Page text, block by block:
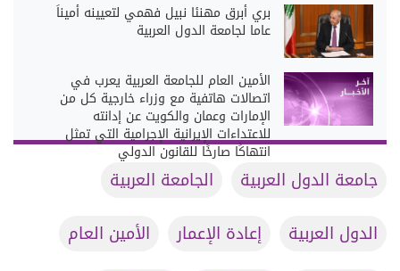
بري أبرق مهنئا نبيل فهمي لتعيينه أميناً
عاما لجامعة الدول العربية
الأمين العام للجامعة العربية يعرب في
اتصالات هاتفية مع وزراء خارجية كل من
الإمارات وعمان والكويت عن إدانته
للاعتداءات الإيرانية الإجرامية التي تمثل
انتهاكًا صارخًا للقانون الدولي
جامعة الدول العربية
الجامعة العربية
الدول العربية
إعادة الإعمار
الأمين العام